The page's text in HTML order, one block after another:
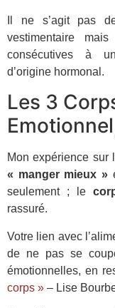
Il ne s’agit pas
vestimentaire
consécutives à
d’origine hormonal.
Les 3
Mon expérience sur
« manger mieux »
seulement ; le
rassuré.
Votre lien avec
de ne pas se
émotionnelles, en
corps » – Lise